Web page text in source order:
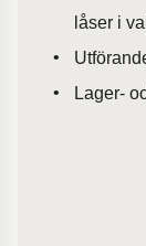
låser i
Lager-